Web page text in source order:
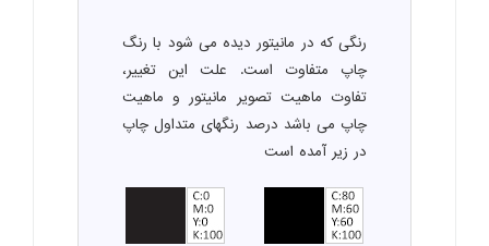
رنگی که در مانیتور دیده می شود با رنگ
چاپ متفاوت است. علت این تغییر،
تفاوت ماهیت تصویر مانیتور و ماهیت
چاپ می باشد درصد رنگهای متداول چاپ
در زیر آمده است